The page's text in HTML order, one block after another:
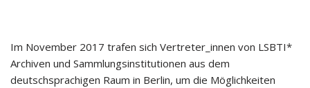
Im November 2017 trafen sich Vertreter_innen von LSBTI*
Archiven und Sammlungsinstitutionen aus dem
deutschsprachigen Raum in Berlin, um die Möglichkeiten